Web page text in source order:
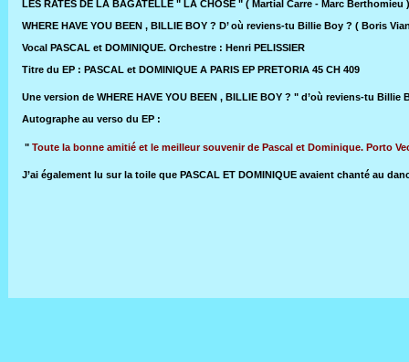
LES RATÉS DE LA BAGATELLE " LA CHOSE " ( Martial Carre - Marc Berthomieu )
WHERE HAVE YOU BEEN , BILLIE BOY ? D’ où reviens-tu Billie Boy ? ( Boris
Vocal PASCAL et DOMINIQUE. Orchestre : Henri PELISSIER
Titre du EP : PASCAL et DOMINIQUE A PARIS EP PRETORIA 45 CH 409
Une version de WHERE HAVE YOU BEEN , BILLIE BOY ? " d’où reviens-tu Billie
Autographe au verso du EP :
" Toute la bonne amitié et le meilleur souvenir de Pascal et Dominique. Porto
J’ai également lu sur la toile que PASCAL ET DOMINIQUE avaient chanté au